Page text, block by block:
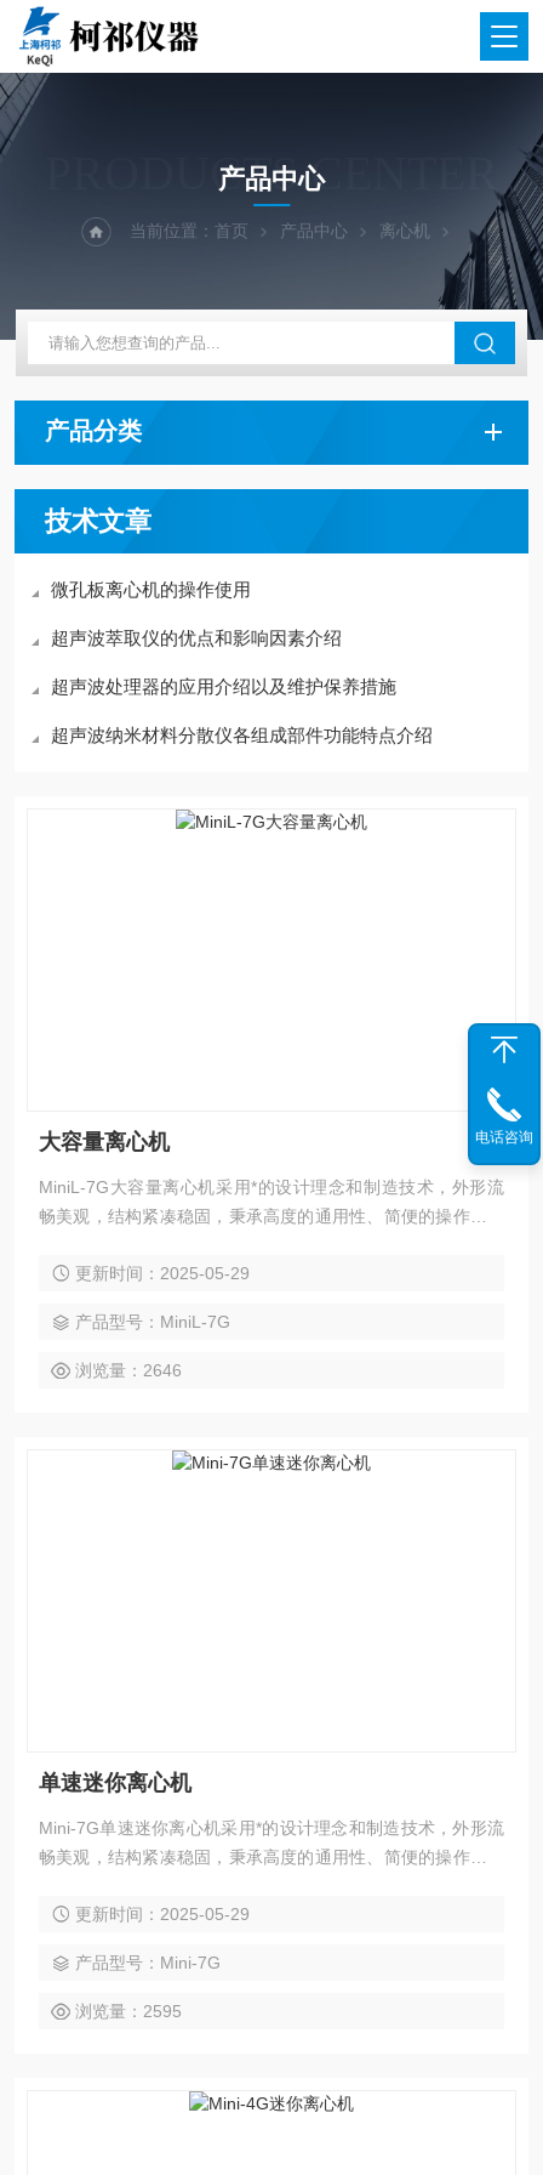
PRODUCTS CENTER
产品中心
当前位置： 首页 产品中心 离心机
产品分类
技术文章
微孔板离心机的操作使用
超声波萃取仪的优点和影响因素介绍
超声波处理器的应用介绍以及维护保养措施
超声波纳米材料分散仪各组成部件功能特点介绍
大容量离心机
MiniL-7G大容量离心机采用*的设计理念和制造技术，外形流
畅美观，结构紧凑稳固，秉承高度的通用性、简便的操作性等
款迷你离心机非常适用于微管过滤及快速离心、微量血细胞分
挂壁等现象，是处理小批量离心样品。
更新时间：2025-05-29
产品型号：MiniL-7G
浏览量：2646
单速迷你离心机
Mini-7G单速迷你离心机采用*的设计理念和制造技术，外形流
畅美观，结构紧凑稳固，秉承高度的通用性、简便的操作性等
款离心机非常适用于微管过滤及快速离心、微量血细胞分离、
等现象，是处理小量离心样品。
更新时间：2025-05-29
产品型号：Mini-7G
浏览量：2595
电话咨询